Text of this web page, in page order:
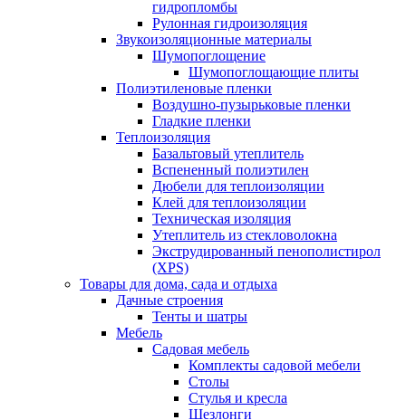
гидропломбы
Рулонная гидроизоляция
Звукоизоляционные материалы
Шумопоглощение
Шумопоглощающие плиты
Полиэтиленовые пленки
Воздушно-пузырьковые пленки
Гладкие пленки
Теплоизоляция
Базальтовый утеплитель
Вспененный полиэтилен
Дюбели для теплоизоляции
Клей для теплоизоляции
Техническая изоляция
Утеплитель из стекловолокна
Экструдированный пенополистирол
(XPS)
Товары для дома, сада и отдыха
Дачные строения
Тенты и шатры
Мебель
Садовая мебель
Комплекты садовой мебели
Столы
Стулья и кресла
Шезлонги